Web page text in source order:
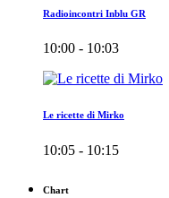
Radioincontri Inblu GR
10:00 - 10:03
Le ricette di Mirko
10:05 - 10:15
Chart